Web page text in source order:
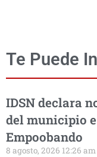
Te Puede
IDSN declara
del municipio
Empoobando
8 agosto, 2026 12:26 am